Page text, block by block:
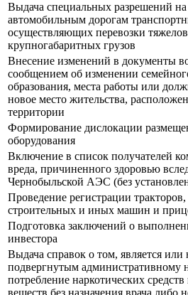
Выдача специальных разрешений
автомобильным дорогам
осуществляющих перевозки
крупногабаритных грузов
Внесение изменений в документы
сообщением об изменении
образования, места работы или
новое место жительства,
территории
Формирование дислокации
оборудования
Включение в список получателей
вреда, причиненного здоровью
Чернобыльской АЭС (без
Проведение регистрации
строительных и иных машин и
Подготовка заключений о
инвестора
Выдача справок о том, является или
подвергнутым административному
потребление наркотических
веществ без назначения врача либо